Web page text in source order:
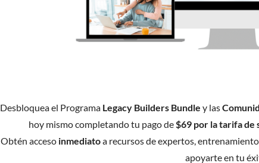
Desbloquea el Programa Legacy Builders Bundle y las
hoy mismo completando tu pago de$69 por la tarifa de
Obtén acceso inmediatoa recursos de expertos,
apoyarte en tu